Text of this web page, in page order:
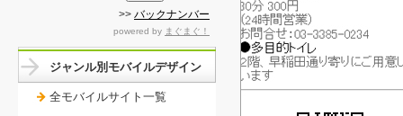
>> バックナンバー
powered by まぐまぐ！
ジャンル別モバイルデザイン
全モバイルサイト一覧